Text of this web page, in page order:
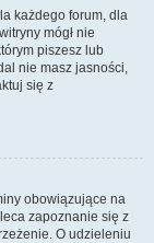
każdego forum, dla
mógł nie
piszesz lub
nie masz jasności,
się z
obowiązujące na
zapoznanie się z
O udzieleniu